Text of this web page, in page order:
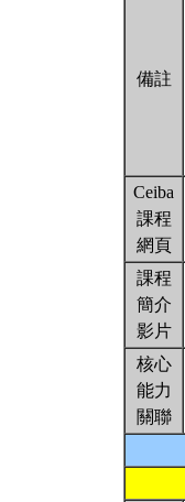
備註
Ceiba
課程
網頁
課程
簡介
影片
核心
能力
關聯